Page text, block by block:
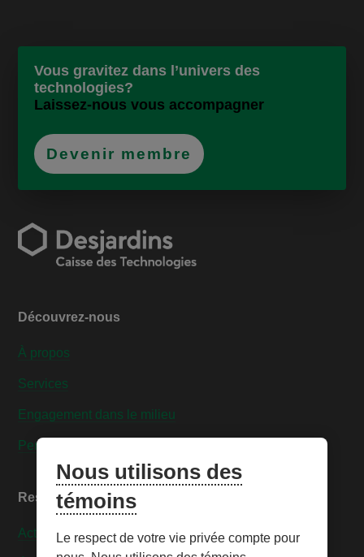
Vous gravitez dans l’univers des
technologies?
Laissez-nous vous accompagner
Devenir membre
Découvrez-nous
À propos
Services
Engagement dans le milieu
Personnaliser les témoins
Ressources
Actualités
Nous utilisons des
témoins
Le respect de votre vie privée compte pour